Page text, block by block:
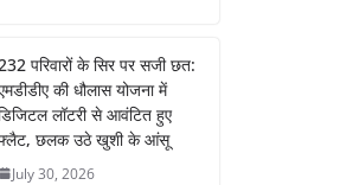
232 परिवारों के सिर पर सजी छत:
की धौलास योजना में
लॉटरी से आवंटित हुए
छलक उठे खुशी के आंसू
July 30, 2026